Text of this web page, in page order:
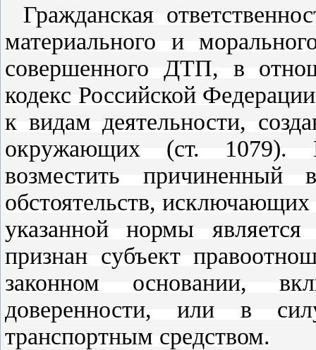
Гражданская
материального и
совершенного ДТП, в
кодекс Российской
к видам деятельности,
окружающих (ст. 1079).
возместить
обстоятельств,
указанной нормы
признан субъект
законном основании,
доверенности, или в
транспортным средством.